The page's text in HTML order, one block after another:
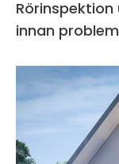
Rörinspektion uppsala så
innan